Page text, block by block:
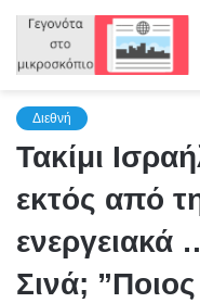
Διεθνή
Τακίμι
εκτός από
Σινά;